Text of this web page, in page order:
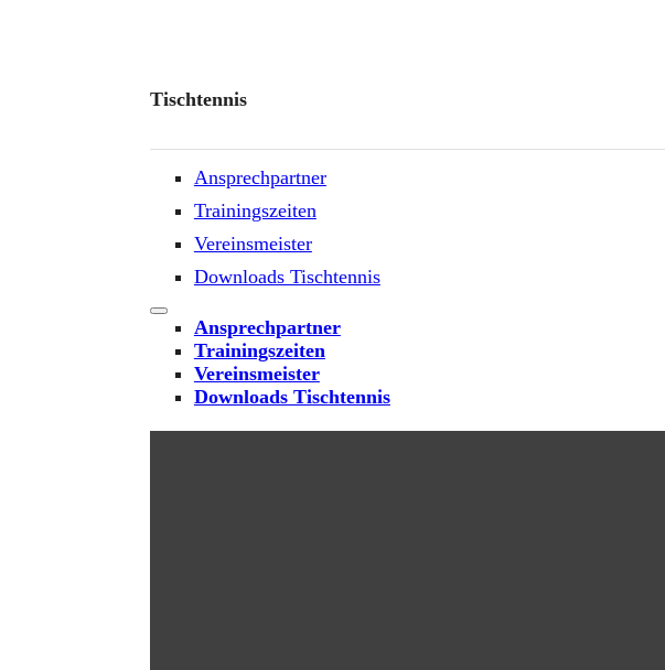
Tischtennis
Ansprechpartner
Trainingszeiten
Vereinsmeister
Downloads Tischtennis
Ansprechpartner
Trainingszeiten
Vereinsmeister
Downloads Tischtennis